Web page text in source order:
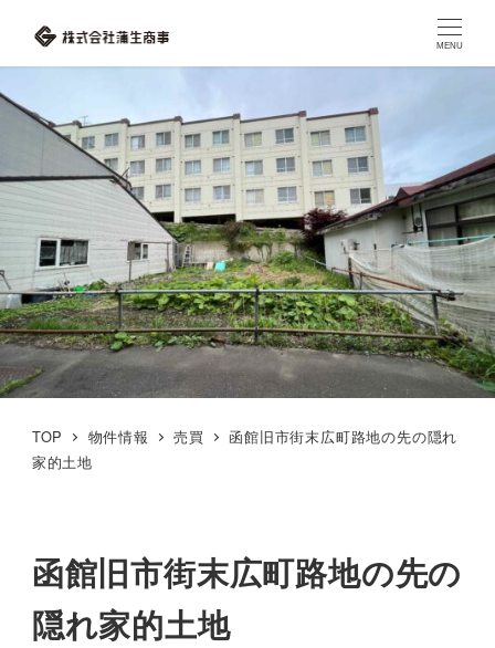
MENU
TOP 物件情報 売買
函館旧市街末広町路地の先の隠れ
家的土地
函館旧市街末広町路地の先の
隠れ家的土地